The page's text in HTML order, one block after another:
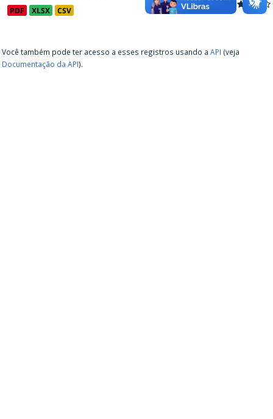
PDF XLSX CSV
Você também pode ter acesso a esses registros usando a API (veja
Documentação da API).